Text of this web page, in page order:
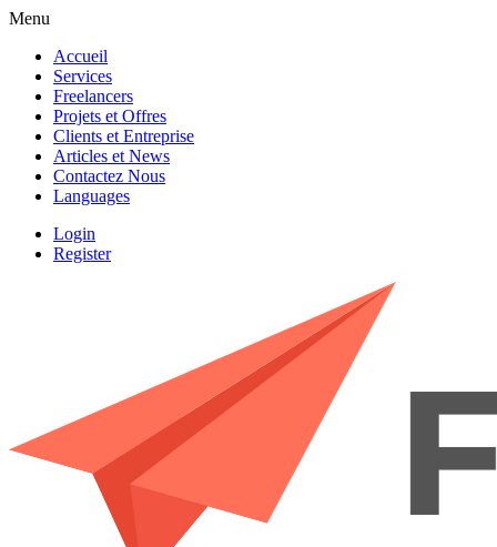
Menu
Accueil
Services
Freelancers
Projets et Offres
Clients et Entreprise
Articles et News
Contactez Nous
Languages
Login
Register